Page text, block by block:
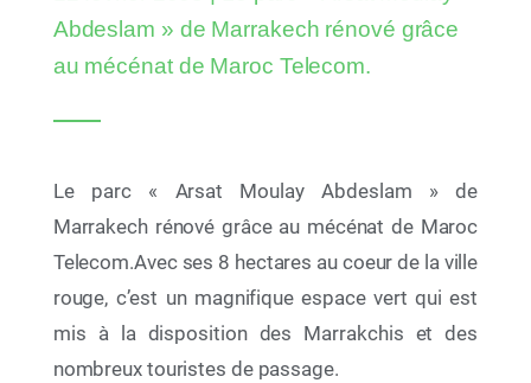
cinq nouvelles plages rejoignent le réseau
Abdeslam » de Marrakech rénové grâce
au mécénat de Maroc Telecom.
Le parc « Arsat Moulay Abdeslam » de
Marrakech rénové grâce au mécénat de Maroc
Telecom.Avec ses 8 hectares au coeur de la ville
rouge, c’est un magnifique espace vert qui est
mis à la disposition des Marrakchis et des
nombreux touristes de passage.